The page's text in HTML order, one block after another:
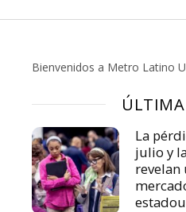
Bienvenidos a Metro Latino
La
julio y